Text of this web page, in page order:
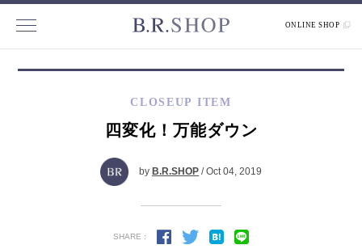
ONLINE SHOP
CLOSEUP ITEM
四変化！万能ダウン
by B.R.SHOP / Oct 04, 2019
SHARE :